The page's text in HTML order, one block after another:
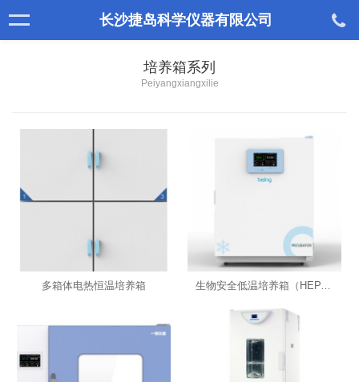
长沙捷岛科学仪器有限公司
培养箱系列
Peiyangxiangxilie
多箱体电热恒温培养箱 生物安全低温培养箱（HEPA过滤器）